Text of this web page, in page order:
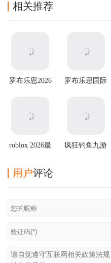
相关推荐
罗布乐思2026
罗布乐思国际
roblox 2026最
疯狂钓鱼九游
用户评论